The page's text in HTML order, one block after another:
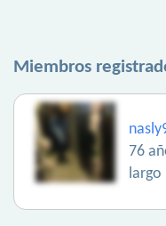
Miembros
76
largo